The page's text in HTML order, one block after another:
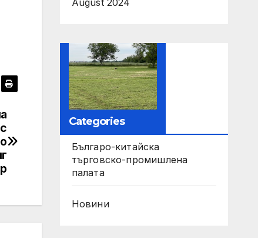
August 2024
Categories
Българо-китайска
търговско-промишлена
палата
Новини